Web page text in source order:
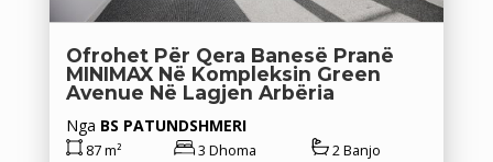
Ofrohet Për Qera Banesë Pranë
MINIMAX Në Kompleksin Green
Avenue Në Lagjen Arbëria
Nga BS PATUNDSHMERI
87 m² 3 Dhoma 2 Banjo